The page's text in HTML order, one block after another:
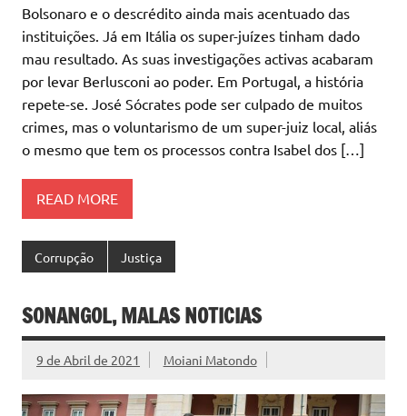
Bolsonaro e o descrédito ainda mais acentuado das
instituições. Já em Itália os super-juízes tinham dado
mau resultado. As suas investigações activas acabaram
por levar Berlusconi ao poder. Em Portugal, a história
repete-se. José Sócrates pode ser culpado de muitos
crimes, mas o voluntarismo de um super-juiz local, aliás
o mesmo que tem os processos contra Isabel dos […]
READ MORE
Corrupção Justiça
SONANGOL, MALAS NOTICIAS
9 de Abril de 2021 Moiani Matondo